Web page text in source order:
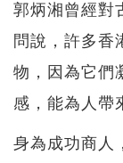
郭炳湘曾經對
問說，許多香
物，因為它們
感，能為人帶
身為成功商人